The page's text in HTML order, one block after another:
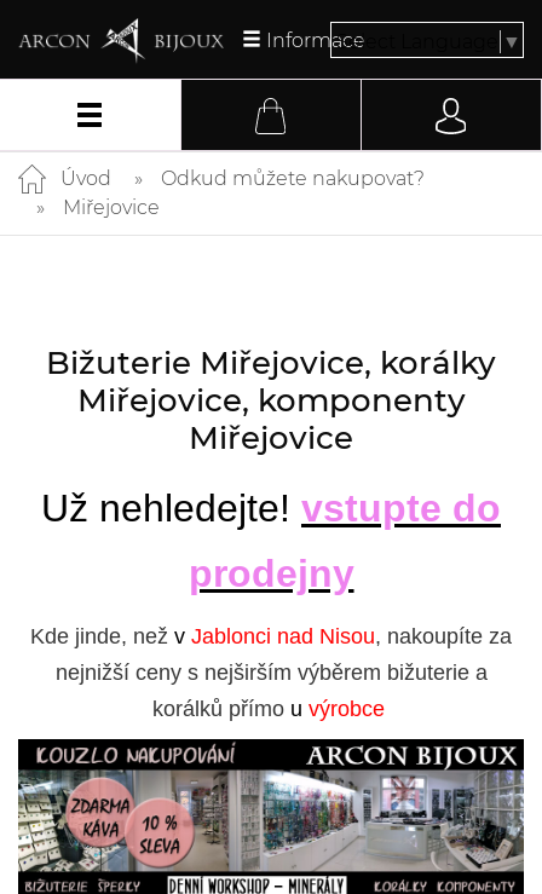
InformaceSelect Language ▼
Úvod
Odkud můžete nakupovat?
Miřejovice
Bižuterie Miřejovice, korálky
Miřejovice, komponenty
Miřejovice
Už nehledejte! vstupte do
prodejny
Kde jinde, než v Jablonci nad Nisou, nakoupíte za
nejnižší ceny s nejširším výběrem bižuterie a
korálků přímo u výrobce